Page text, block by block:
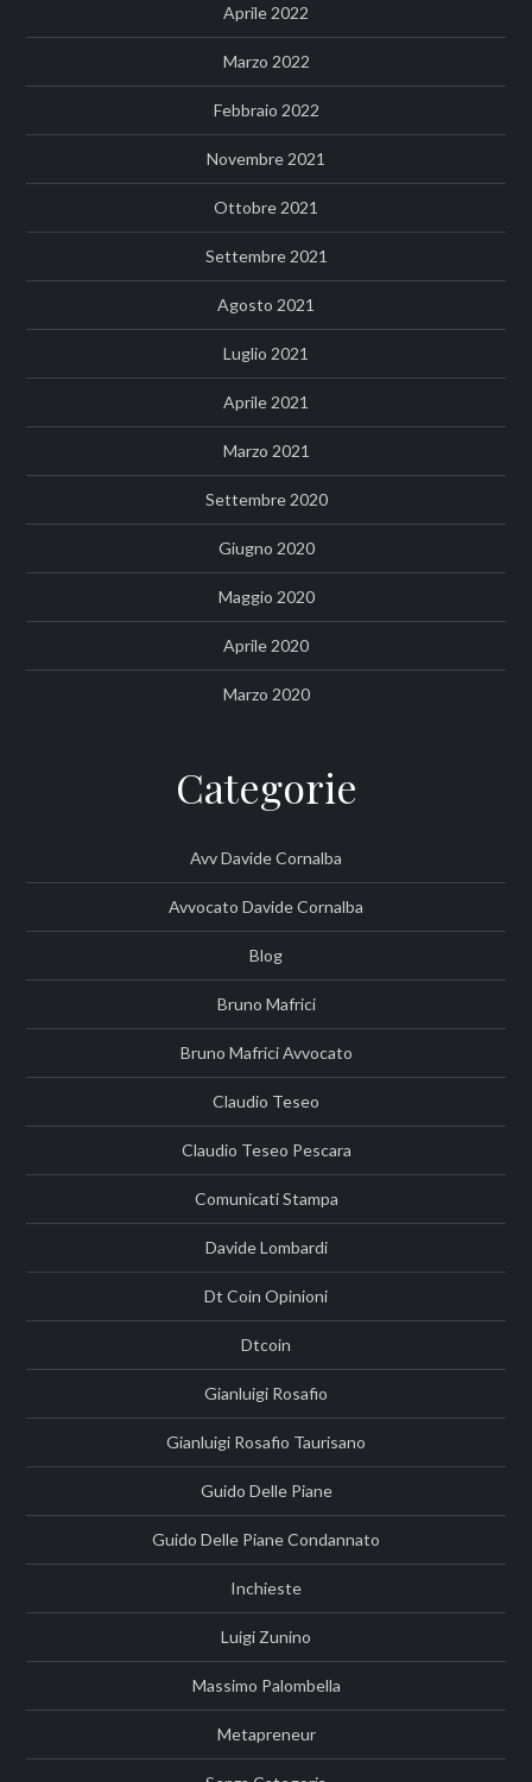
Aprile 2022
Marzo 2022
Febbraio 2022
Novembre 2021
Ottobre 2021
Settembre 2021
Agosto 2021
Luglio 2021
Aprile 2021
Marzo 2021
Settembre 2020
Giugno 2020
Maggio 2020
Aprile 2020
Marzo 2020
Categorie
Avv Davide Cornalba
Avvocato Davide Cornalba
Blog
Bruno Mafrici
Bruno Mafrici Avvocato
Claudio Teseo
Claudio Teseo Pescara
Comunicati Stampa
Davide Lombardi
Dt Coin Opinioni
Dtcoin
Gianluigi Rosafio
Gianluigi Rosafio Taurisano
Guido Delle Piane
Guido Delle Piane Condannato
Inchieste
Luigi Zunino
Massimo Palombella
Metapreneur